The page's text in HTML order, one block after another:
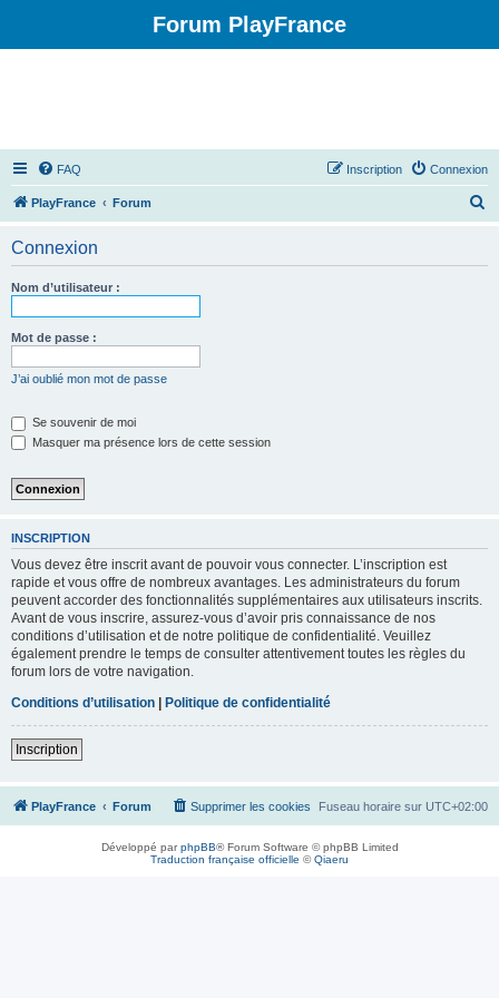
Forum PlayFrance
FAQ Connexion
Inscription
PlayFrance Forum
Connexion
Nom d’utilisateur :
Mot de passe :
J’ai oublié mon mot de passe
Se souvenir de moi
Masquer ma présence lors de cette session
INSCRIPTION
Vous devez être inscrit avant de pouvoir vous connecter. L’inscription est
rapide et vous offre de nombreux avantages. Les administrateurs du forum
peuvent accorder des fonctionnalités supplémentaires aux utilisateurs inscrits.
Avant de vous inscrire, assurez-vous d’avoir pris connaissance de nos
conditions d’utilisation et de notre politique de confidentialité. Veuillez
également prendre le temps de consulter attentivement toutes les règles du
forum lors de votre navigation.
Conditions d’utilisation | Politique de confidentialité
Inscription
PlayFrance Forum Fuseau horaire sur UTC+02:00
Supprimer les cookies
Développé parphpBB® Forum Software © phpBB Limited
Traduction française officielle ©Qiaeru